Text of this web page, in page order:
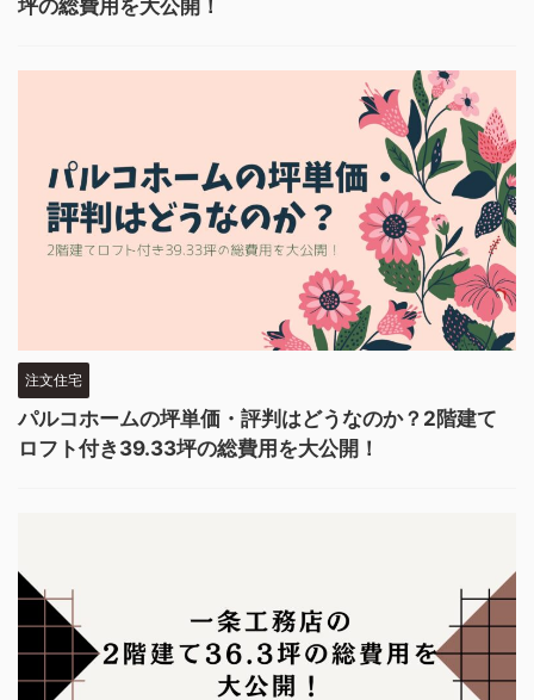
坪の総費用を大公開！
注文住宅
パルコホームの坪単価・評判はどうなのか？2階建て
ロフト付き39.33坪の総費用を大公開！